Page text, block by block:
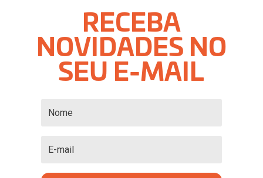
RECEBA
NOVIDADES NO
SEU E-MAIL